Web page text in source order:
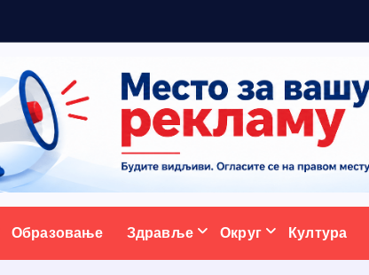
портал
Образовање Здравље Округ Култура